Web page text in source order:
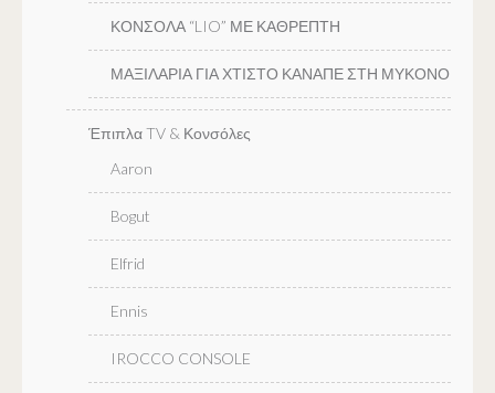
ΚΟΝΣΟΛΑ “LIO” ΜΕ ΚΑΘΡΕΠΤΗ
ΜΑΞΙΛΑΡΙΑ ΓΙΑ ΧΤΙΣΤΟ ΚΑΝΑΠΕ ΣΤΗ ΜΥΚΟΝΟ
Έπιπλα TV & Κονσόλες
Aaron
Bogut
Elfrid
Ennis
IROCCO CONSOLE